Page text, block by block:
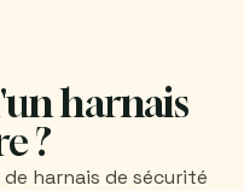
harnais
?
harnais de sécurité